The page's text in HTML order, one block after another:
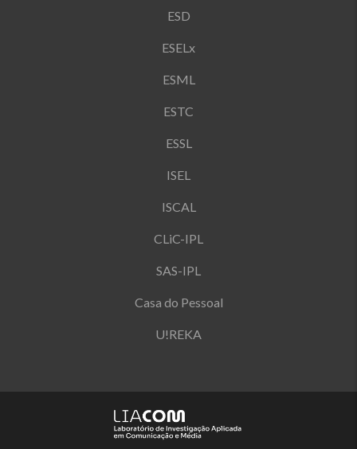
ESD
ESELx
ESML
ESTC
ESSL
ISEL
ISCAL
CLiC-IPL
SAS-IPL
Casa do Pessoal
U!REKA